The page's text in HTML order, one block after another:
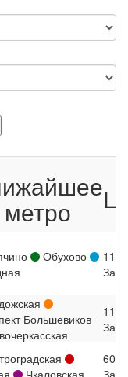
метро
Обухово
Большевиков
Чкаловская
600